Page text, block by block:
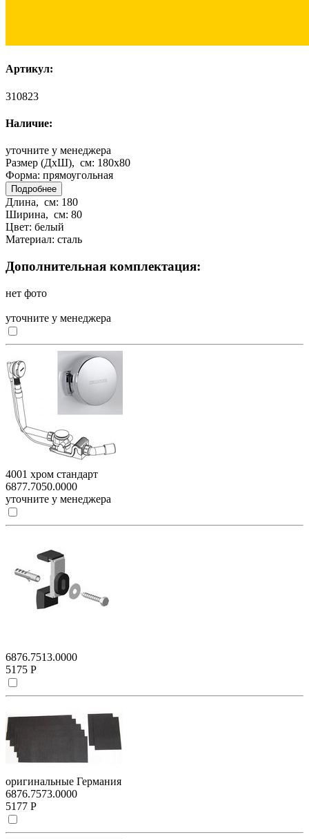
Артикул:
310823
Наличие:
уточните у менеджера
Размер (ДхШ), см: 180x80
Форма: прямоугольная
Подробнее
Длина, см: 180
Ширина, см: 80
Цвет: белый
Материал: сталь
Дополнительная комплектация:
нет фото
уточните у менеджера
4001 хром стандарт
6877.7050.0000
уточните у менеджера
6876.7513.0000
5175 Р
оригинальные Германия
6876.7573.0000
5177 Р